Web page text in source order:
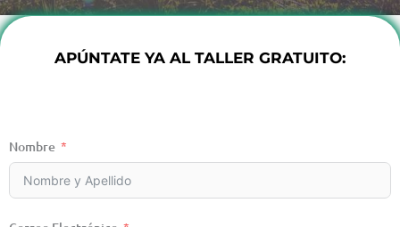
APÚNTATE YA AL TALLER GRATUITO:
Nombre